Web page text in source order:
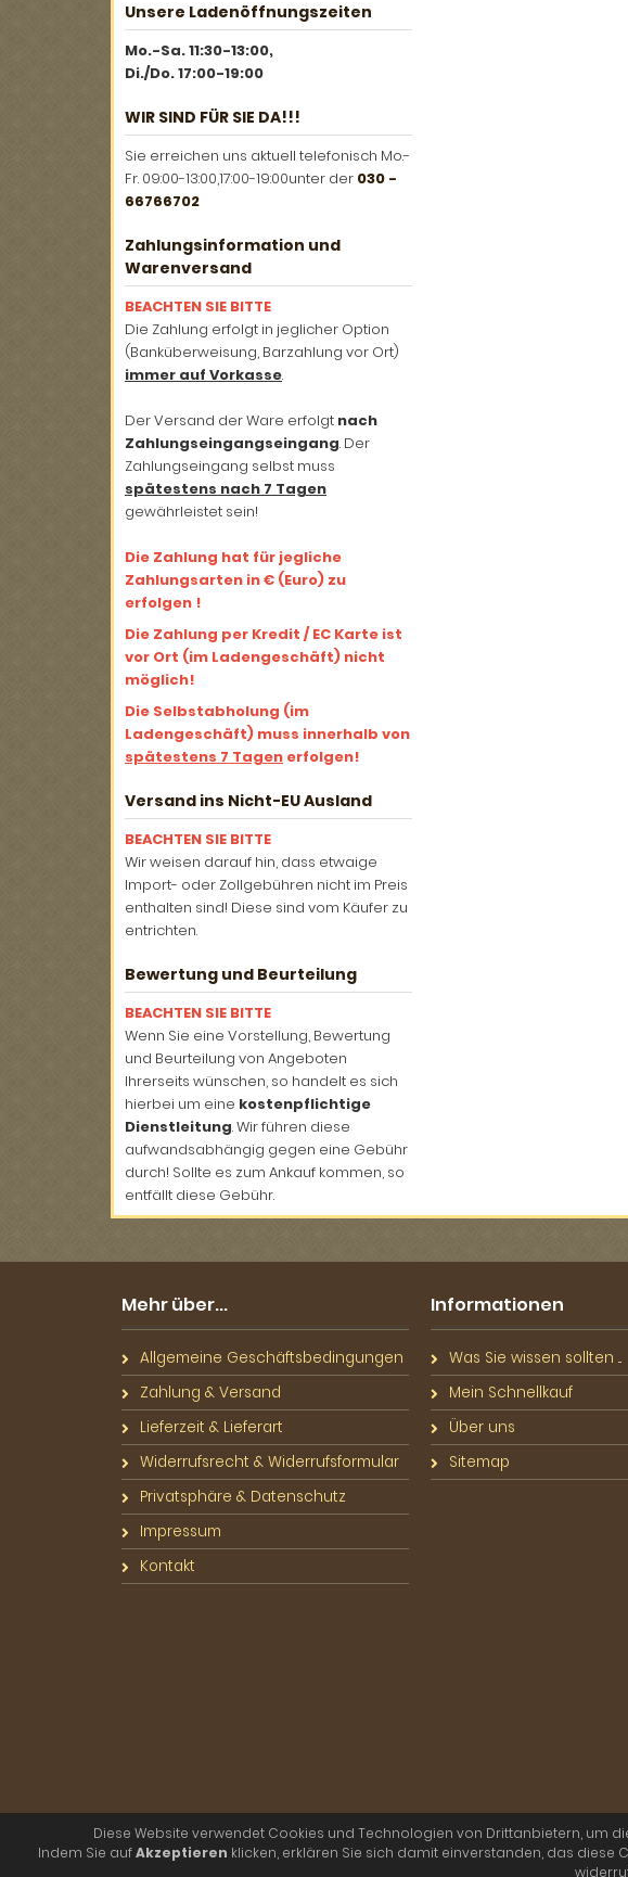
Unsere Ladenöffnungszeiten
Mo.-Sa. 11:30-13:00,
Di./Do. 17:00-19:00
WIR SIND FÜR SIE DA!!!
Sie erreichen uns aktuell telefonisch Mo.-
Fr. 09:00-13:00,17:00-19:00unter der 030 -
66766702
Zahlungsinformation und
Warenversand
BEACHTEN SIE BITTE
Die Zahlung erfolgt in jeglicher Option
(Banküberweisung, Barzahlung vor Ort)
immer auf Vorkasse.
Der Versand der Ware erfolgt nach
Zahlungseingangseingang. Der
Zahlungseingang selbst muss
spätestens nach 7 Tagen
gewährleistet sein!
Die Zahlung hat für jegliche
Zahlungsarten in € (Euro) zu
erfolgen !
Die Zahlung per Kredit / EC Karte ist
vor Ort (im Ladengeschäft) nicht
möglich!
Die Selbstabholung (im
Ladengeschäft) muss innerhalb von
spätestens 7 Tagen erfolgen!
Versand ins Nicht-EU Ausland
BEACHTEN SIE BITTE
Wir weisen darauf hin, dass etwaige
Import- oder Zollgebühren nicht im Preis
enthalten sind! Diese sind vom Käufer zu
entrichten.
Bewertung und Beurteilung
BEACHTEN SIE BITTE
Wenn Sie eine Vorstellung, Bewertung
und Beurteilung von Angeboten
Ihrerseits wünschen, so handelt es sich
hierbei um eine kostenpflichtige
Dienstleitung. Wir führen diese
aufwandsabhängig gegen eine Gebühr
durch! Sollte es zum Ankauf kommen, so
entfällt diese Gebühr.
Mehr über...
Allgemeine Geschäftsbedingungen
Zahlung & Versand
Lieferzeit & Lieferart
Widerrufsrecht & Widerrufsformular
Privatsphäre & Datenschutz
Impressum
Kontakt
Informationen
Was Sie wissen sollten ...
Mein Schnellkauf
Über uns
Sitemap
briefe.shop |
Diese Website verwendet Cookies und Technologien von Drittanbietern, um
Indem Sie aufAkzeptieren klicken, erklären Sie sich damit einverstanden, das diese